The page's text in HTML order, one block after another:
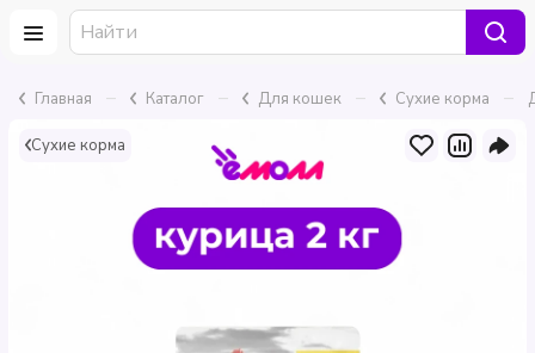
Главная – Каталог – Для кошек – Сухие корма –
Сухие корма